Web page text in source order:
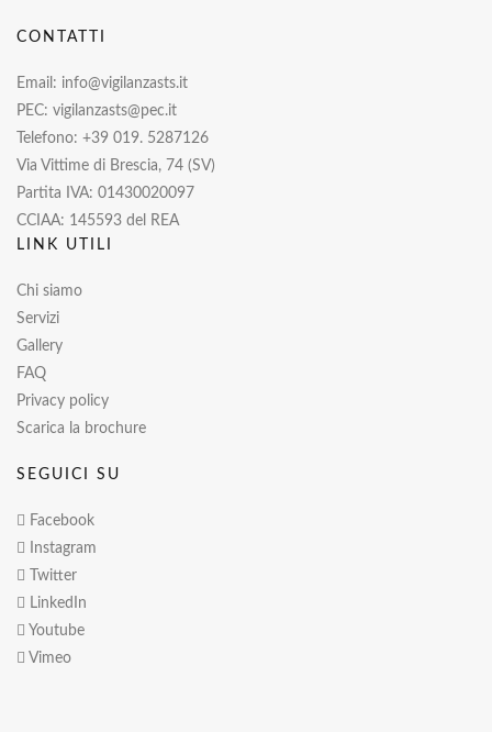
CONTATTI
Email: info@vigilanzasts.it
PEC: vigilanzasts@pec.it
Telefono: +39 019. 5287126
Via Vittime di Brescia, 74 (SV)
Partita IVA: 01430020097
CCIAA: 145593 del REA
LINK UTILI
Chi siamo
Servizi
Gallery
FAQ
Privacy policy
Scarica la brochure
SEGUICI SU
Facebook
Instagram
Twitter
LinkedIn
Youtube
Vimeo